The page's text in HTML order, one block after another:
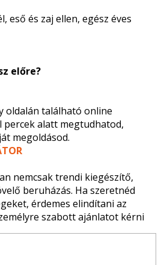
eső és zaj ellen, egész éves
előre?
oldalán található online
alatt megtudhatod,
megoldásod.
nemcsak trendi kiegészítő,
beruházás. Ha szeretnéd
érdemes elindítani az
szabott ajánlatot kérni